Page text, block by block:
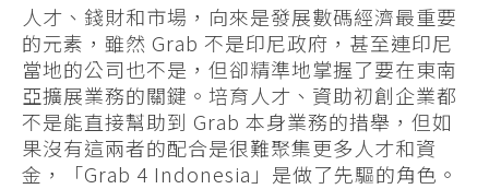
人才、錢財和市場，向來是發展數碼經濟最重要
的元素，雖然 Grab 不是印尼政府，甚至連印尼
當地的公司也不是，但卻精準地掌握了要在東南
亞擴展業務的關鍵。培育人才、資助初創企業都
不是能直接幫助到 Grab 本身業務的措舉，但如
果沒有這兩者的配合是很難聚集更多人才和資
金，「Grab 4 Indonesia」是做了先驅的角色。